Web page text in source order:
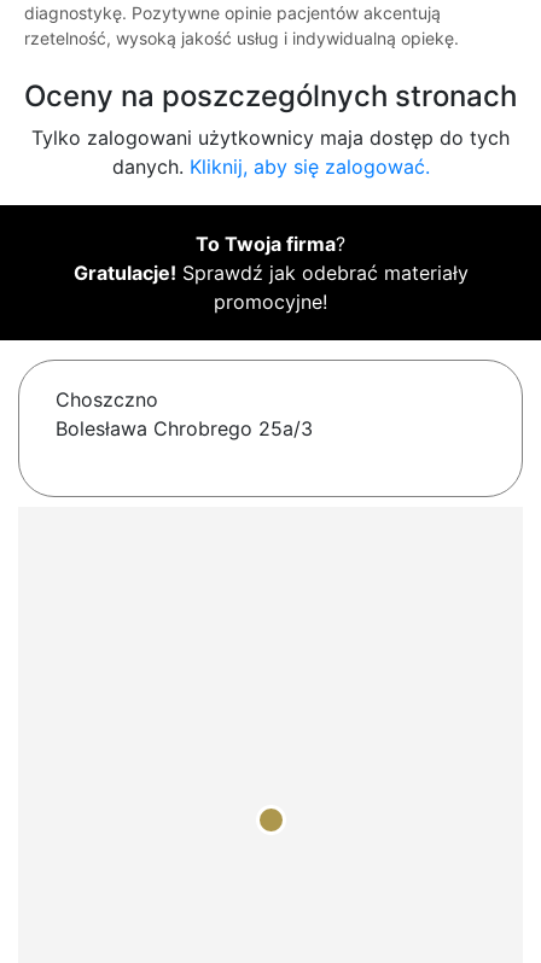
diagnostykę. Pozytywne opinie pacjentów akcentują
rzetelność, wysoką jakość usług i indywidualną opiekę.
Oceny na poszczególnych stronach
Tylko zalogowani użytkownicy maja dostęp do tych
danych. Kliknij, aby się zalogować.
To Twoja firma?
Gratulacje! Sprawdź jak odebrać materiały
promocyjne!
Choszczno
Bolesława Chrobrego 25a/3